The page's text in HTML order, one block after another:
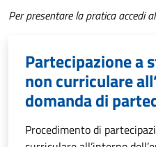
Per presentare la pratica accedi
Partecipazione a
non curriculare
domanda di
Procedimento di